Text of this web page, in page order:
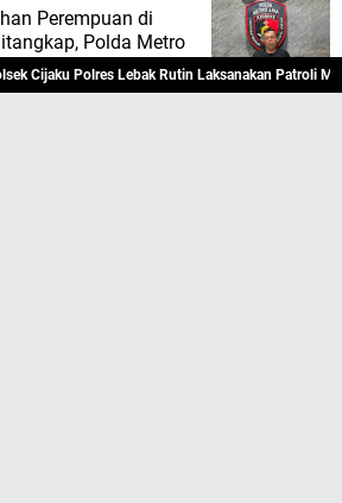
Perempuan di
Polda Metro
Sejumlah Barang
Cijaku Polres Lebak Rutin Laksanakan Patroli Mobile